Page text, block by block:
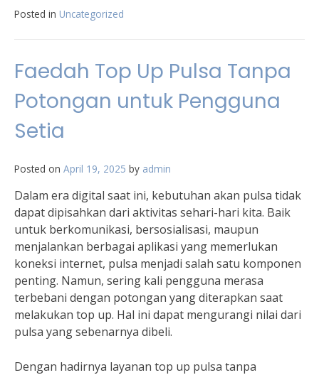
Posted in Uncategorized
Faedah Top Up Pulsa Tanpa
Potongan untuk Pengguna
Setia
Posted on April 19, 2025 by admin
Dalam era digital saat ini, kebutuhan akan pulsa tidak
dapat dipisahkan dari aktivitas sehari-hari kita. Baik
untuk berkomunikasi, bersosialisasi, maupun
menjalankan berbagai aplikasi yang memerlukan
koneksi internet, pulsa menjadi salah satu komponen
penting. Namun, sering kali pengguna merasa
terbebani dengan potongan yang diterapkan saat
melakukan top up. Hal ini dapat mengurangi nilai dari
pulsa yang sebenarnya dibeli.
Dengan hadirnya layanan top up pulsa tanpa